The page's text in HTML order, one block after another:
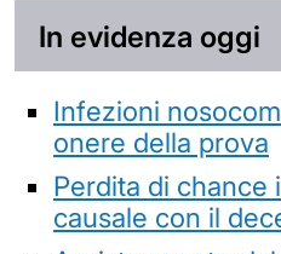
In evidenza oggi
Infezioni
onere della prova
Perdita di chance
causale con il